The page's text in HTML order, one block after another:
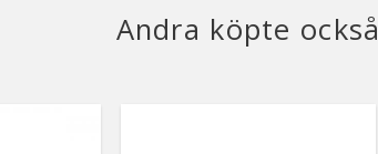
392-
Andra köpte också